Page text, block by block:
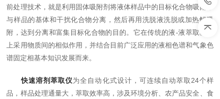
前处理技术，就是利用固体吸附剂将液体样品中的目标化合物吸附，
与样品的基体和干扰化合物分离，然后再用洗脱液洗脱或加热解吸
附，达到分离和富集目标化合物的目的。它在传统的液-液萃取基础
上采用物质间的相似作用，并结合目前广泛应用的液相色谱和气象色
谱固定相基本知识发展而来。
快速溶剂萃取仪为全自动化式设计，可连续自动萃取24个样
品，样品处理通量大，萃取效率高，涉及环境分析、农产品安全、食